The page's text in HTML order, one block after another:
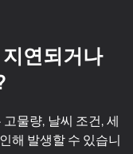
연되거나
물량, 날씨 조건, 세
해 발생할 수 있습니